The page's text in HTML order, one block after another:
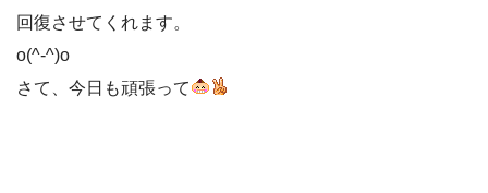
回復させてくれます。
o(^-^)o
さて、今日も頑張って